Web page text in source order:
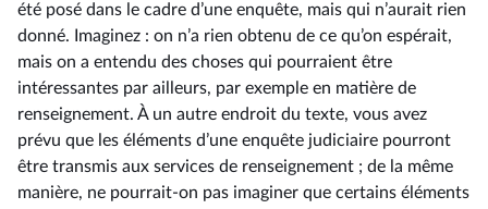
été posé dans le cadre d’une enquête, mais qui n’aurait rien
donné. Imaginez : on n’a rien obtenu de ce qu’on espérait,
mais on a entendu des choses qui pourraient être
intéressantes par ailleurs, par exemple en matière de
renseignement. À un autre endroit du texte, vous avez
prévu que les éléments d’une enquête judiciaire pourront
être transmis aux services de renseignement ; de la même
manière, ne pourrait-on pas imaginer que certains éléments